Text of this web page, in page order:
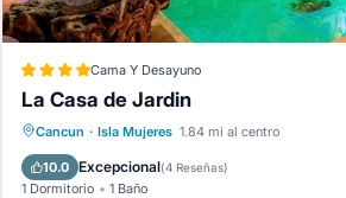
Cama Y Desayuno
La Casa de Jardin
Cancun · Isla Mujeres 1.84 mi al centro
10.0 Excepcional(4 Reseñas)
1 Dormitorio 1 Baño
Desayuno Aparcamiento
Spa